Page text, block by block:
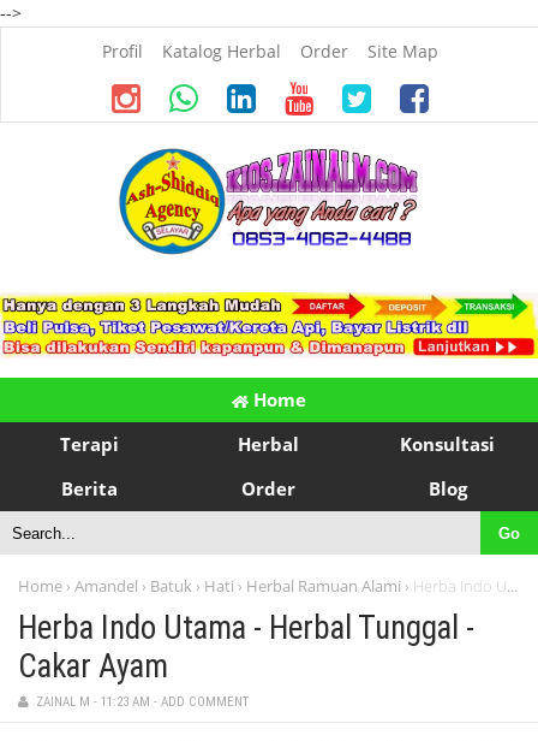
-->
Profil
Katalog Herbal Order Site Map
Home
Terapi
Herbal
Konsultasi
Berita
Order Blog
Home › Amandel › Batuk › Hati › Herbal Ramuan Alami › Herba Indo Utama - Herbal Tunggal - Cakar Ayam
Herba Indo Utama - Herbal Tunggal -
Cakar Ayam
ZAINAL M - 11:23 AM - ADD COMMENT